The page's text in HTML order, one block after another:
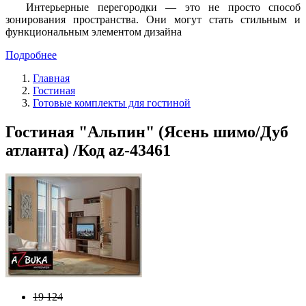
Интерьерные перегородки — это не просто способ
зонирования пространства. Они могут стать стильным и
функциональным элементом дизайна
Подробнее
Главная
Гостиная
Готовые комплекты для гостиной
Гостиная "Альпин" (Ясень шимо/Дуб
атланта) /Код az-43461
19 124